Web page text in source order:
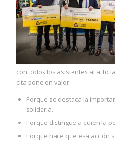
con todos los asistentes al acto
cita pone en valor:
Porque se destaca la
solidaria.
Porque distingue a quien la
Porque hace que esa acción